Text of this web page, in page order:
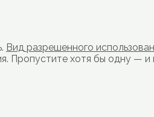
Вид разрешенного
Пропустите хотя бы одну — и